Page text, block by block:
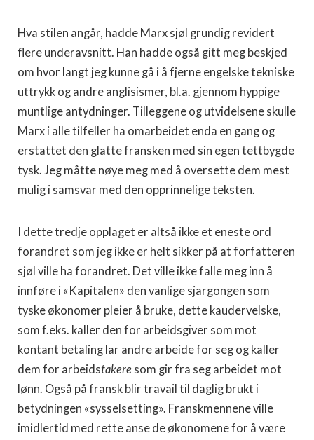
Hva stilen angår, hadde Marx sjøl grundig revidert
flere underavsnitt. Han hadde også gitt meg beskjed
om hvor langt jeg kunne gå i å fjerne engelske tekniske
uttrykk og andre anglisismer, bl.a. gjennom hyppige
muntlige antydninger. Tilleggene og utvidelsene skulle
Marx i alle tilfeller ha omarbeidet enda en gang og
erstattet den glatte fransken med sin egen tettbygde
tysk. Jeg måtte nøye meg med å oversette dem mest
mulig i samsvar med den opprinnelige teksten.
I dette tredje opplaget er altså ikke et eneste ord
forandret som jeg ikke er helt sikker på at forfatteren
sjøl ville ha forandret. Det ville ikke falle meg inn å
innføre i «Kapitalen» den vanlige sjar­gongen som
tyske økonomer pleier å bruke, dette kaudervelske,
som f.eks. kaller den for arbeidsgiver som mot
kontant betaling lar andre arbeide for seg og kaller
dem for arbeidstakere som gir fra seg arbeidet mot
lønn. Også på fransk blir travail til daglig brukt i
betydningen «sysselsetting». Franskmennene ville
imid­lertid med rette anse de økonomene for å være